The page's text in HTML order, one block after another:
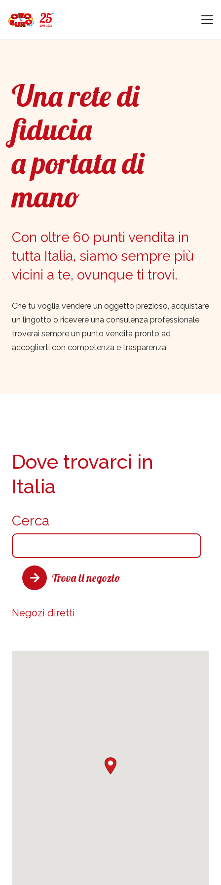
Una rete di
fiducia
a portata di
mano
Con oltre 60 punti vendita in
tutta Italia, siamo sempre più
vicini a te, ovunque ti trovi.
Che tu voglia vendere un oggetto prezioso, acquistare
un lingotto o ricevere una consulenza professionale,
troverai sempre un punto vendita pronto ad
accoglierti con competenza e trasparenza.
Cerca
Trova il negozio
Dove trovarci in
Italia
Negozi diretti